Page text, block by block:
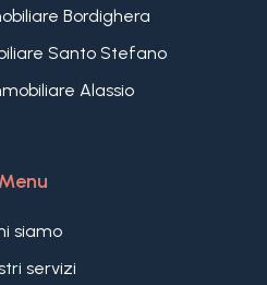
minimi dettagli con prato
mediterranee, la villa in
con 2 stanze da letto e
4 posti con panorama
Bordighera
Santo Stefano
Alassio
Menu
siamo
servizi